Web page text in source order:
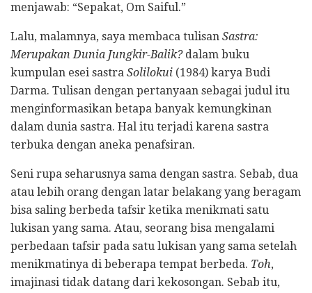
menjawab: “Sepakat, Om Saiful.”
Lalu, malamnya, saya membaca tulisan Sastra:
Merupakan Dunia Jungkir-Balik?dalam buku
kumpulan esei sastra Solilokui (1984) karya Budi
Darma. Tulisan dengan pertanyaan sebagai judul itu
menginformasikan betapa banyak kemungkinan
dalam dunia sastra. Hal itu terjadi karena sastra
terbuka dengan aneka penafsiran.
Seni rupa seharusnya sama dengan sastra. Sebab, dua
atau lebih orang dengan latar belakang yang beragam
bisa saling berbeda tafsir ketika menikmati satu
lukisan yang sama. Atau, seorang bisa mengalami
perbedaan tafsir pada satu lukisan yang sama setelah
menikmatinya di beberapa tempat berbeda. Toh,
imajinasi tidak datang dari kekosongan. Sebab itu,